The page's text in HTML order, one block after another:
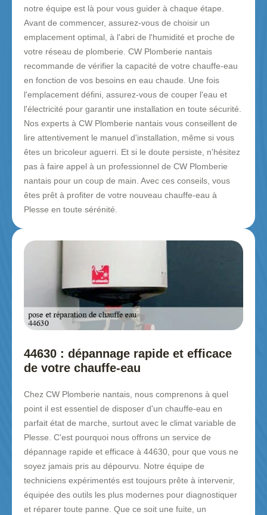
notre équipe est là pour vous guider à chaque étape.
Avant de commencer, assurez-vous de choisir un
emplacement optimal, à l'abri de l'humidité et proche de
votre réseau de plomberie. CW Plomberie nantais
recommande de vérifier la capacité de votre chauffe-eau
en fonction de vos besoins en eau chaude. Une fois
l'emplacement défini, assurez-vous de couper l'eau et
l'électricité pour garantir une installation en toute sécurité.
Nos experts à CW Plomberie nantais vous conseillent de
lire attentivement le manuel d'installation, même si vous
êtes un bricoleur aguerri. Et si le doute persiste, n'hésitez
pas à faire appel à un professionnel de CW Plomberie
nantais pour un coup de main. Avec ces conseils, vous
êtes prêt à profiter de votre nouveau chauffe-eau à
Plesse en toute sérénité.
44630 : dépannage rapide et efficace
de votre chauffe-eau
Chez CW Plomberie nantais, nous comprenons à quel
point il est essentiel de disposer d'un chauffe-eau en
parfait état de marche, surtout avec le climat variable de
Plesse. C'est pourquoi nous offrons un service de
dépannage rapide et efficace à 44630, pour que vous ne
soyez jamais pris au dépourvu. Notre équipe de
techniciens expérimentés est toujours prête à intervenir,
équipée des outils les plus modernes pour diagnostiquer
et réparer toute panne. Que ce soit une fuite, un